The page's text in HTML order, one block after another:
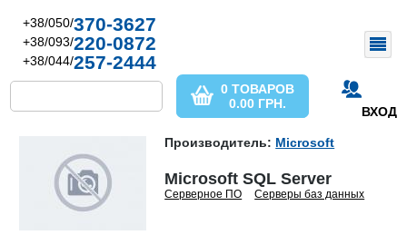
+38/050/370-3627
+38/093/220-0872
+38/044/257-2444
ВХОД
0 ТОВАРОВ
0.00 ГРН.
Производитель: Microsoft
Microsoft SQL Server
Серверное ПО Серверы баз данных